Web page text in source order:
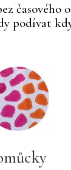
časového
podívat